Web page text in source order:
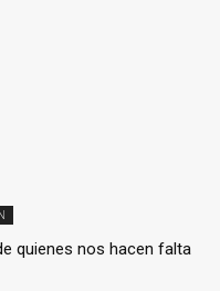
quienes nos hacen falta